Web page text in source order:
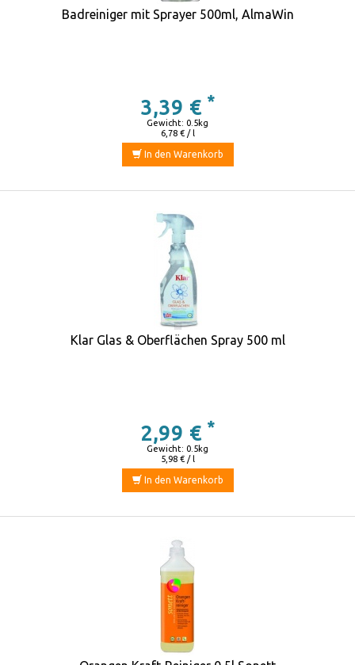
Badreiniger mit Sprayer 500ml, AlmaWin
3,39 € *
6,78 € / l
Gewicht: 0.5kg
In den Warenkorb
Klar Glas & Oberflächen Spray 500 ml
2,99 € *
5,98 € / l
Gewicht: 0.5kg
In den Warenkorb